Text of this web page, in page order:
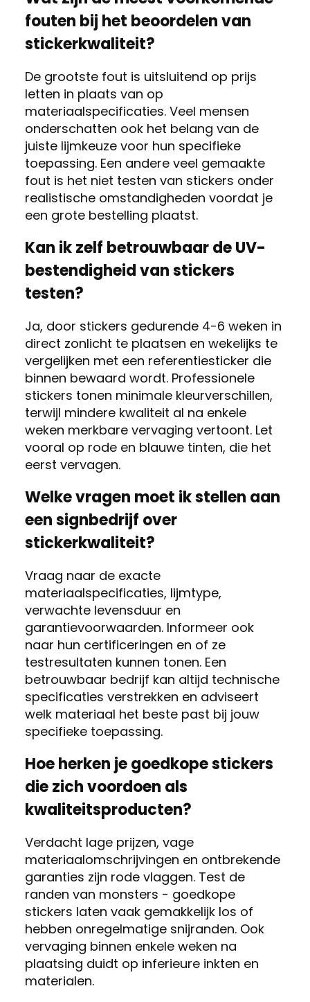
fouten bij het beoordelen van
stickerkwaliteit?
De grootste fout is uitsluitend op prijs
letten in plaats van op
materiaalspecificaties. Veel mensen
onderschatten ook het belang van de
juiste lijmkeuze voor hun specifieke
toepassing. Een andere veel gemaakte
fout is het niet testen van stickers onder
realistische omstandigheden voordat je
een grote bestelling plaatst.
Kan ik zelf betrouwbaar de UV-
bestendigheid van stickers
testen?
Ja, door stickers gedurende 4-6 weken in
direct zonlicht te plaatsen en wekelijks te
vergelijken met een referentiesticker die
binnen bewaard wordt. Professionele
stickers tonen minimale kleurverschillen,
terwijl mindere kwaliteit al na enkele
weken merkbare vervaging vertoont. Let
vooral op rode en blauwe tinten, die het
eerst vervagen.
Welke vragen moet ik stellen aan
een signbedrijf over
stickerkwaliteit?
Vraag naar de exacte
materiaalspecificaties, lijmtype,
verwachte levensduur en
garantievoorwaarden. Informeer ook
naar hun certificeringen en of ze
testresultaten kunnen tonen. Een
betrouwbaar bedrijf kan altijd technische
specificaties verstrekken en adviseert
welk materiaal het beste past bij jouw
specifieke toepassing.
Hoe herken je goedkope stickers
die zich voordoen als
kwaliteitsproducten?
Verdacht lage prijzen, vage
materiaalomschrijvingen en ontbrekende
garanties zijn rode vlaggen. Test de
randen van monsters - goedkope
stickers laten vaak gemakkelijk los of
hebben onregelmatige snijranden. Ook
vervaging binnen enkele weken na
plaatsing duidt op inferieure inkten en
materialen.